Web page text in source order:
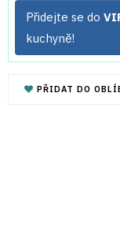
Přidejte se do
kuchyně!
PŘIDAT DO